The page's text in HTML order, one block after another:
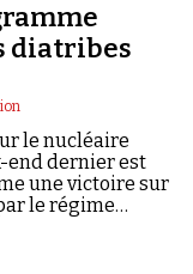
diatribes
le nucléaire
end dernier est
une victoire sur
le régime